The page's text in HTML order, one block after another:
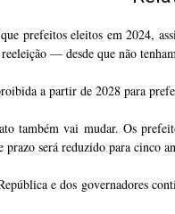
prefeitos eleitos em 2024,
— desde que não
a partir de 2028 para
também vai mudar. Os
prazo será reduzido para cinco
e dos governadores